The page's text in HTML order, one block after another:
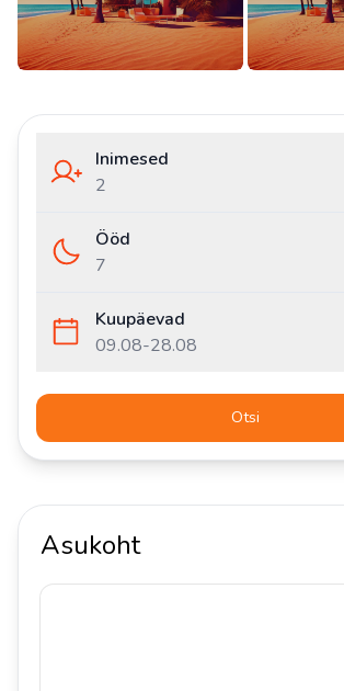
Inimesed
2
Ööd
7
Kuupäevad
09.08-28.08
Otsi
Asukoht